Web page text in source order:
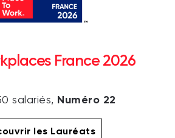
France 2026
salariés, Numéro 22
les Lauréats